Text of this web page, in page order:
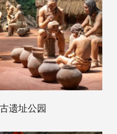
遗址公园